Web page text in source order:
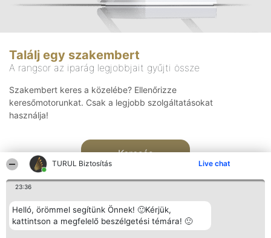
TURUL Biztosítás Live chat
23:36
Helló, örömmel segítünk Önnek! 🙂Kérjük,
kattintson a megfelelő beszélgetési témára! 🙂
Találj egy szakembert
A rangsor az iparág legjobbjait gyűjti össze
Szakembert keres a közelébe? Ellenőrizze
keresőmotorunkat. Csak a legjobb szolgáltatásokat
használja!
Keresés